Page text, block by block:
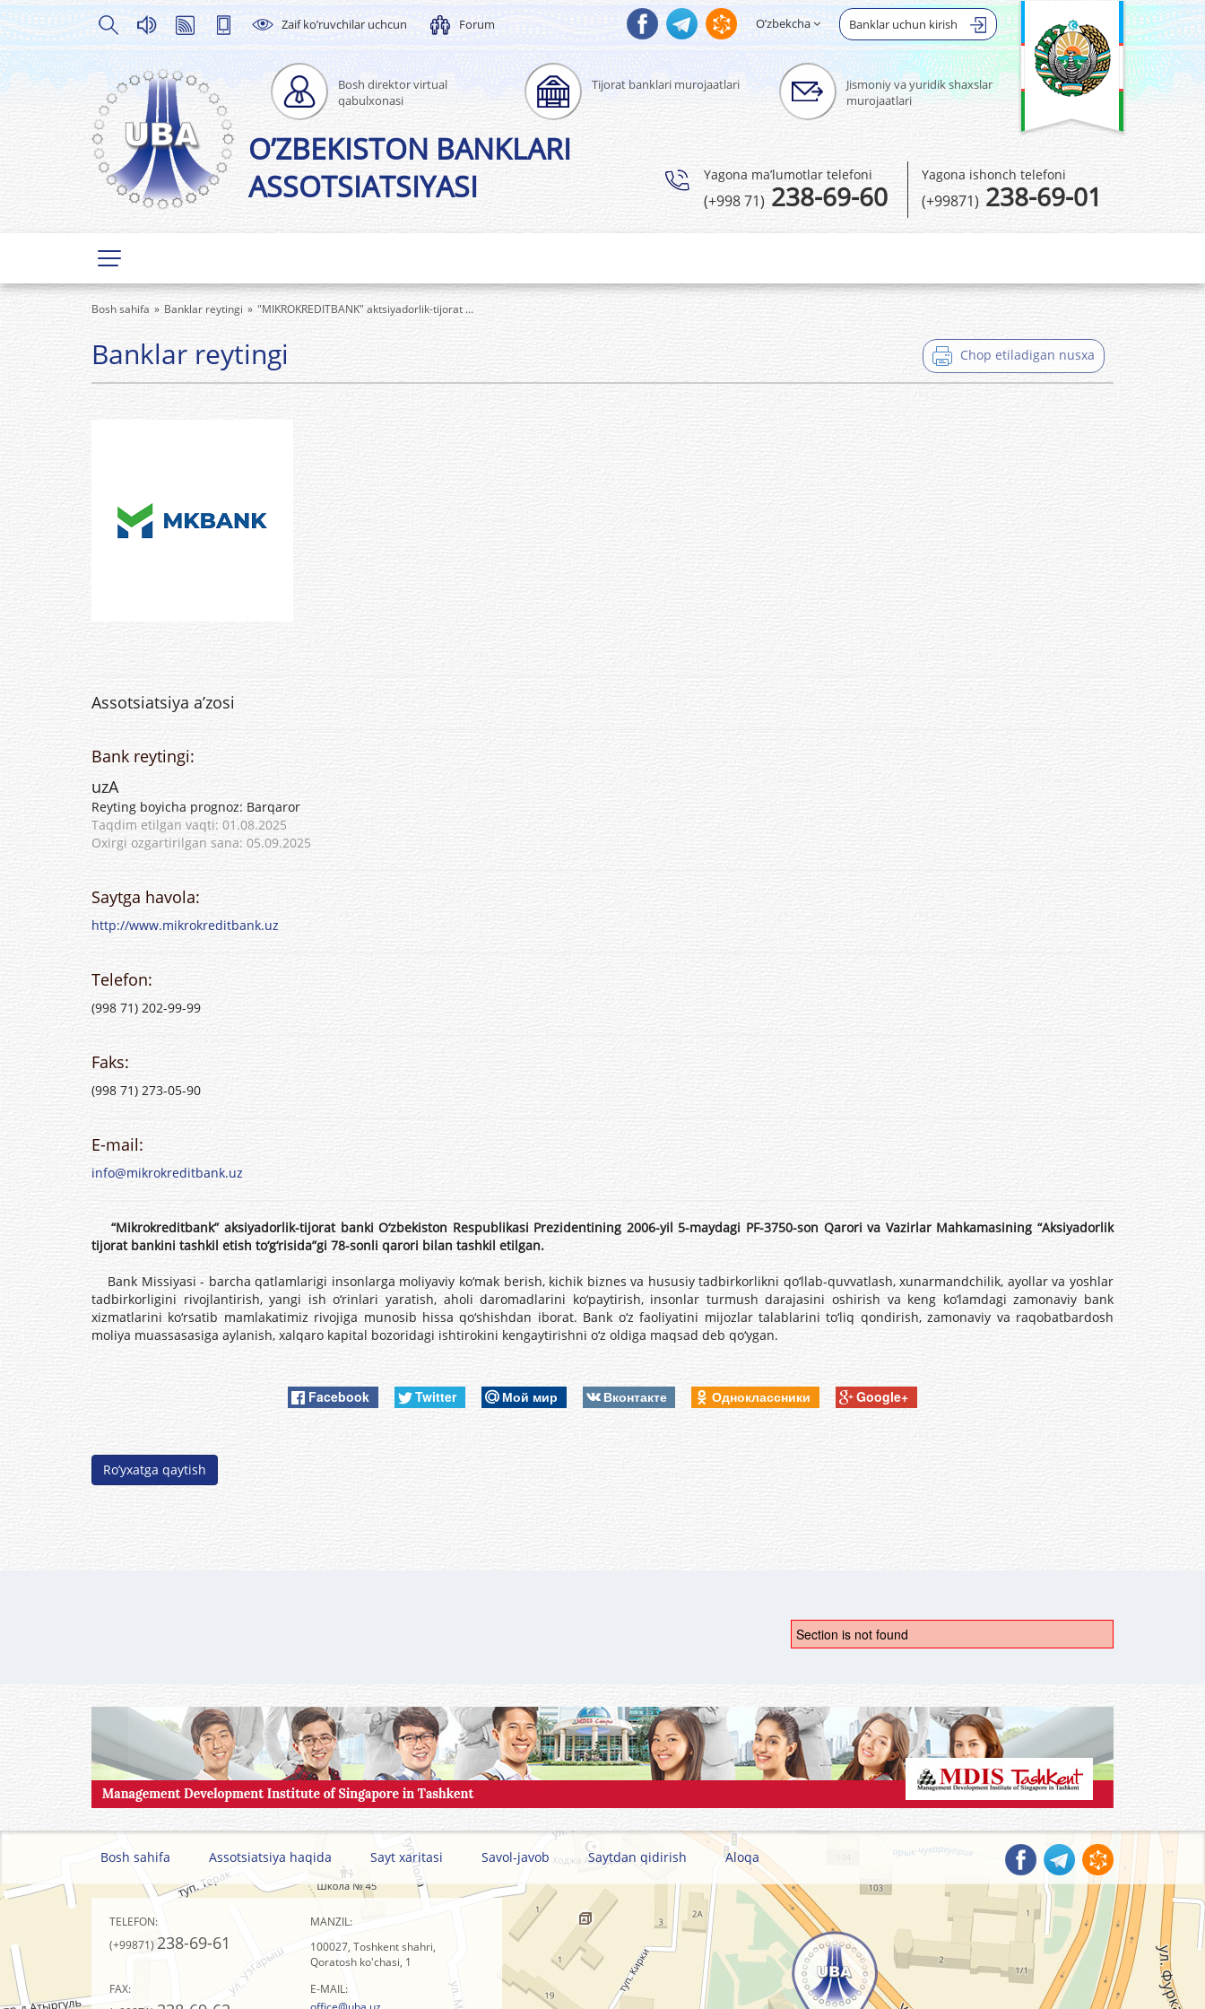
Zaif ko’ruvchilar uchcun Forum Banklar uchun kirish
O’zbekcha
Bosh direktor virtual
qabulxonasi
Tijorat banklari murojaatlari
Jismoniy va yuridik shaxslar
murojaatlari
O’ZBEKISTON BANKLARI
ASSOTSIATSIYASI
Yagona ma’lumotlar telefoni
(+998 71)238-69-60
Yagona ishonch telefoni
(+99871) 238-69-01
Bosh sahifa Banklar reytingi "MIKROKREDITBANK" aktsiyadorlik-tijorat ...
Chop etiladigan nusxa
Banklar reytingi
Assotsiatsiya a’zosi
Bank reytingi:
uzA
Reyting boyicha prognoz: Barqaror
Taqdim etilgan vaqti: 01.08.2025
Oxirgi ozgartirilgan sana: 05.09.2025
Saytga havola:
http://www.mikrokreditbank.uz
Telefon:
(998 71) 202-99-99
Faks:
(998 71) 273-05-90
E-mail:
info@mikrokreditbank.uz
“Mikrokreditbank” aksiyadorlik-tijorat banki O‘zbekiston Respublikasi Prezidentining 2006-yil 5-maydagi PF-3750-son Qarori va Vazirlar Mahkamasining “Aksiyadorlik
tijorat bankini tashkil etish to‘g‘risida”gi 78-sonli qarori bilan tashkil etilgan.
Bank Missiyasi - barcha qatlamlarigi insonlarga moliyaviy ko‘mak berish, kichik biznes va hususiy tadbirkorlikni qo‘llab-quvvatlash, xunarmandchilik, ayollar va yoshlar
tadbirkorligini rivojlantirish, yangi ish o‘rinlari yaratish, aholi daromadlarini ko‘paytirish, insonlar turmush darajasini oshirish va keng ko‘lamdagi zamonaviy bank
xizmatlarini ko‘rsatib mamlakatimiz rivojiga munosib hissa qo‘shishdan iborat. Bank o‘z faoliyatini mijozlar talablarini to‘liq qondirish, zamonaviy va raqobatbardosh
moliya muassasasiga aylanish, xalqaro kapital bozoridagi ishtirokini kengaytirishni o‘z oldiga maqsad deb qo‘ygan.
Facebook Twitter Мой мир Вконтакте Одноклассники Google+
Ro’yxatga qaytish
Section is not found
Bosh sahifa Assotsiatsiya haqida Sayt xaritasi Savol-javob Saytdan qidirish Aloqa
TELEFON:
(+99871)238-69-61
MANZIL:
100027, Toshkent shahri,
Qoratosh ko'chasi, 1
FAX:
E-MAIL: